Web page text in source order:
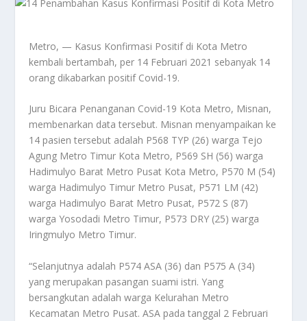
Metro, — Kasus Konfirmasi Positif di Kota Metro
kembali bertambah, per 14 Februari 2021 sebanyak 14
orang dikabarkan positif Covid-19.
Juru Bicara Penanganan Covid-19 Kota Metro, Misnan,
membenarkan data tersebut. Misnan menyampaikan ke
14 pasien tersebut adalah P568 TYP (26) warga Tejo
Agung Metro Timur Kota Metro, P569 SH (56) warga
Hadimulyo Barat Metro Pusat Kota Metro, P570 M (54)
warga Hadimulyo Timur Metro Pusat, P571 LM (42)
warga Hadimulyo Barat Metro Pusat, P572 S (87)
warga Yosodadi Metro Timur, P573 DRY (25) warga
Iringmulyo Metro Timur.
“Selanjutnya adalah P574 ASA (36) dan P575 A (34)
yang merupakan pasangan suami istri. Yang
bersangkutan adalah warga Kelurahan Metro
Kecamatan Metro Pusat. ASA pada tanggal 2 Februari